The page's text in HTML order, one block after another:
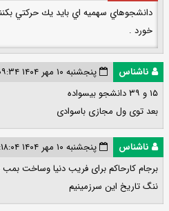
دانشجوهاي سهميه اي بايد يك حركتي
خورد .
ناشناس
پنجشنبه ۱۰ مهر ۱۴۰۴ ۱۶:۰۹:۳۴
۱۵ و ۳۹ دانشجو بیسواده
بعد توی ول مجازی باسوادی
ناشناس
پنجشنبه ۱۰ مهر ۱۴۰۴ ۱۶:۱۸:۰۴
برجام کارحاکم برای فریب دنیا وساخت
ننگ تاریخ این سرزمینیم